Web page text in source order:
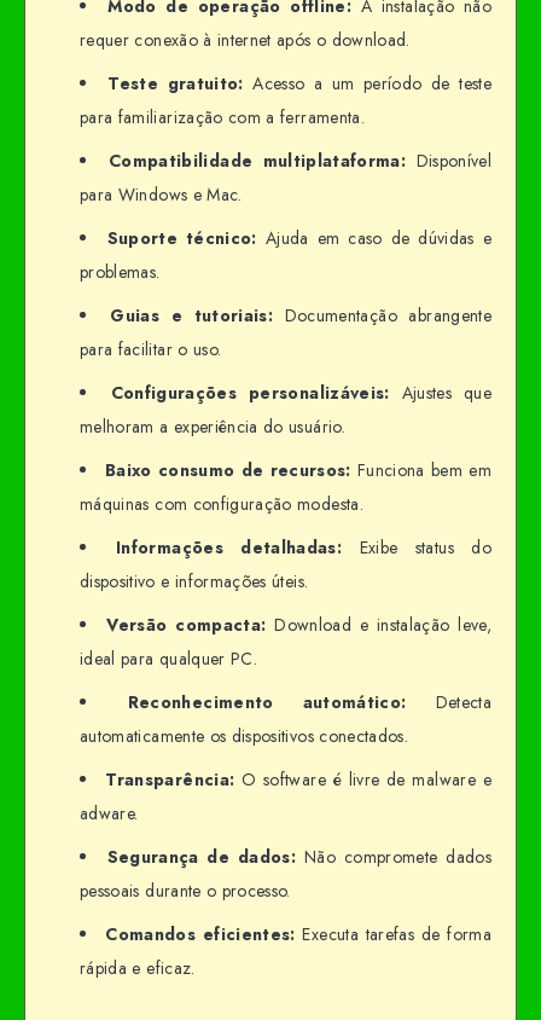
Modo de operação offline: A instalação não
requer conexão à internet após o download.
Teste gratuito: Acesso a um período de teste
para familiarização com a ferramenta.
Compatibilidade multiplataforma: Disponível
para Windows e Mac.
Suporte técnico: Ajuda em caso de dúvidas e
problemas.
Guias e tutoriais: Documentação abrangente
para facilitar o uso.
Configurações personalizáveis: Ajustes que
melhoram a experiência do usuário.
Baixo consumo de recursos: Funciona bem em
máquinas com configuração modesta.
Informações detalhadas: Exibe status do
dispositivo e informações úteis.
Versão compacta: Download e instalação leve,
ideal para qualquer PC.
Reconhecimento automático: Detecta
automaticamente os dispositivos conectados.
Transparência: O software é livre de malware e
adware.
Segurança de dados: Não compromete dados
pessoais durante o processo.
Comandos eficientes: Executa tarefas de forma
rápida e eficaz.